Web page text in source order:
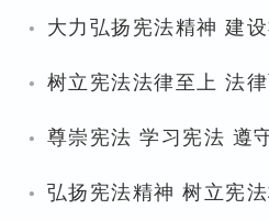
· 大力弘扬宪法精神 建
· 树立宪法法律至上 法
· 尊崇宪法 学习宪法 遵
· 弘扬宪法精神 树立宪